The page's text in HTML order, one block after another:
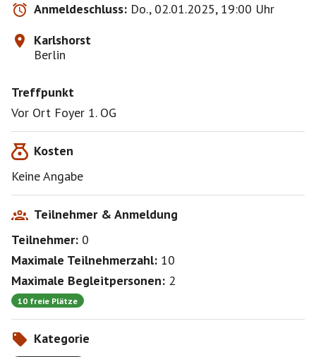
Anmeldeschluss: Do., 02.01.2025, 19:00 Uhr
Karlshorst
Berlin
Treffpunkt
Vor Ort Foyer 1. OG
Kosten
Keine Angabe
Teilnehmer & Anmeldung
Teilnehmer: 0
Maximale Teilnehmerzahl: 10
Maximale Begleitpersonen: 2
10 freie Plätze
Kategorie